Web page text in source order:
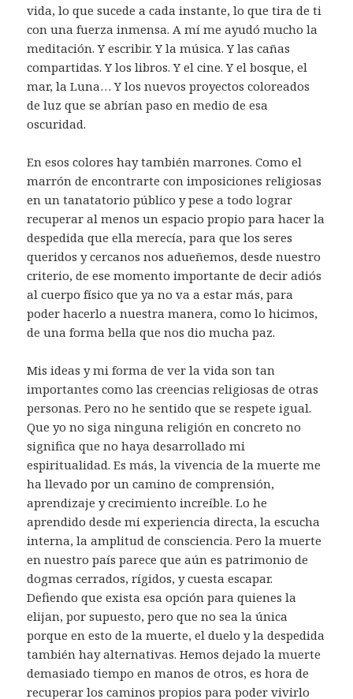
vida, lo que sucede a cada instante, lo que tira de ti
con una fuerza inmensa. A mí me ayudó mucho la
meditación. Y escribir. Y la música. Y las cañas
compartidas. Y los libros. Y el cine. Y el bosque, el
mar, la Luna… Y los nuevos proyectos coloreados
de luz que se abrían paso en medio de esa
oscuridad.
En esos colores hay también marrones. Como el
marrón de encontrarte con imposiciones religiosas
en un tanatatorio público y pese a todo lograr
recuperar al menos un espacio propio para hacer la
despedida que ella merecía, para que los seres
queridos y cercanos nos adueñemos, desde nuestro
criterio, de ese momento importante de decir adiós
al cuerpo físico que ya no va a estar más, para
poder hacerlo a nuestra manera, como lo hicimos,
de una forma bella que nos dio mucha paz.
Mis ideas y mi forma de ver la vida son tan
importantes como las creencias religiosas de otras
personas. Pero no he sentido que se respete igual.
Que yo no siga ninguna religión en concreto no
significa que no haya desarrollado mi
espiritualidad. Es más, la vivencia de la muerte me
ha llevado por un camino de comprensión,
aprendizaje y crecimiento increíble. Lo he
aprendido desde mi experiencia directa, la escucha
interna, la amplitud de consciencia. Pero la muerte
en nuestro país parece que aún es patrimonio de
dogmas cerrados, rígidos, y cuesta escapar.
Defiendo que exista esa opción para quienes la
elijan, por supuesto, pero que no sea la única
porque en esto de la muerte, el duelo y la despedida
también hay alternativas. Hemos dejado la muerte
demasiado tiempo en manos de otros, es hora de
recuperar los caminos propios para poder vivirlo